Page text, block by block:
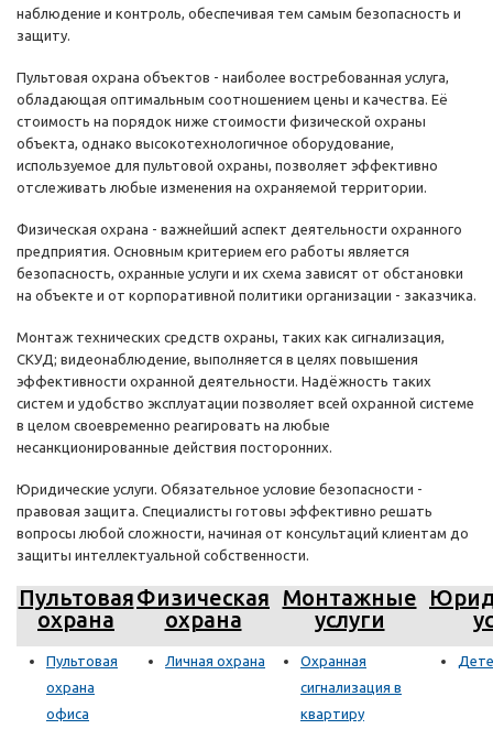
наблюдение и контроль, обеспечивая тем самым безопасность и
защиту.
Пультовая охрана объектов - наиболее востребованная услуга,
обладающая оптимальным соотношением цены и качества. Её
стоимость на порядок ниже стоимости физической охраны
объекта, однако высокотехнологичное оборудование,
используемое для пультовой охраны, позволяет эффективно
отслеживать любые изменения на охраняемой территории.
Физическая охрана - важнейший аспект деятельности охранного
предприятия. Основным критерием его работы является
безопасность, охранные услуги и их схема зависят от обстановки
на объекте и от корпоративной политики организации - заказчика.
Монтаж технических средств охраны, таких как сигнализация,
СКУД; видеонаблюдение, выполняется в целях повышения
эффективности охранной деятельности. Надёжность таких
систем и удобство эксплуатации позволяет всей охранной системе
в целом своевременно реагировать на любые
несанкционированные действия посторонних.
Юридические услуги. Обязательное условие безопасности -
правовая защита. Специалисты готовы эффективно решать
вопросы любой сложности, начиная от консультаций клиентам до
защиты интеллектуальной собственности.
Пультовая
охрана
Физическая
охрана
Монтажные
услуги
Пультовая
охрана
офиса
Личная охрана
Охранная
сигнализация в
квартиру